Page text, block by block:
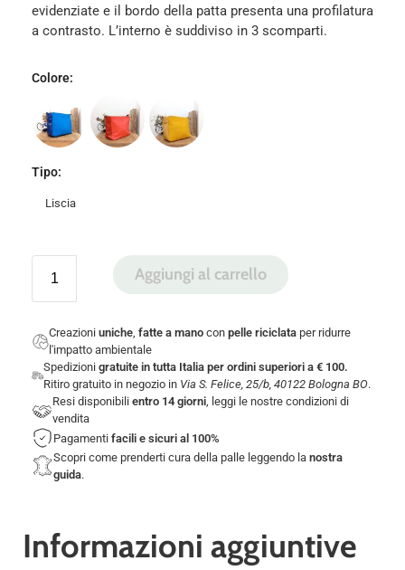
evidenziate e il bordo della patta presenta una profilatura
a contrasto. L’interno è suddiviso in 3 scomparti.
Colore:
Tipo:
Liscia
Aggiungi al carrello
Creazioniuniche,fatte a mano conpelle riciclata per ridurre
l'impatto ambientale
Spedizioni gratuite in tutta Italia per ordini superiori a € 100.
Ritiro gratuito in negozio in Via S. Felice, 25/b, 40122 Bologna BO.
Resi disponibili entro 14 giorni, leggi le nostre condizioni di
vendita
Pagamenti facili e sicuri al 100%
Scopri come prenderti cura della palle leggendo la nostra
guida.
Informazioni aggiuntive